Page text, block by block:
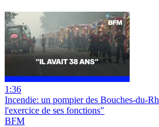
1:36
Incendie: un pompier des Bouches-du-
l'exercice de ses fonctions"
BFM